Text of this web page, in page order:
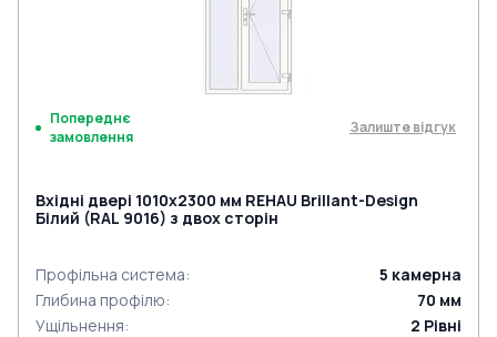
Попереднє
замовлення
Залиште відгук
Вхідні двері 1010x2300 мм REHAU Brillant-Design
Білий (RAL 9016) з двох сторін
Профільна система: 5 камерна
Глибина профілю: 70 мм
Ущільнення: 2 Рівні